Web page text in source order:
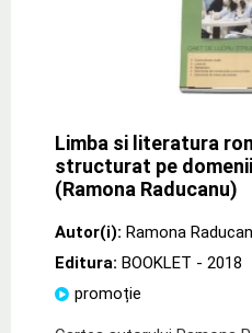
Limba si literatura
structurat pe
(Ramona Raducanu)
Autor(i): Ramona
Editura: BOOKLET - 2018
promoție